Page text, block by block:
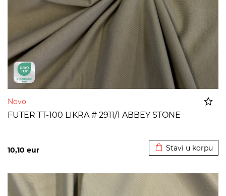
Novo
FUTER TT-100 LIKRA # 2911/1 ABBEY STONE
10,10 eur Stavi u korpu